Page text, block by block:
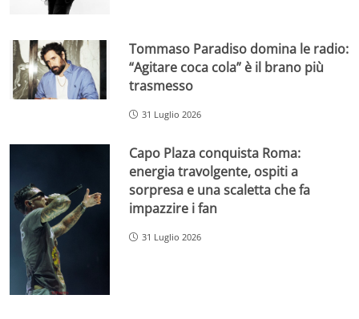
Tommaso Paradiso domina le radio:
“Agitare coca cola” è il brano più
trasmesso
31 Luglio 2026
Capo Plaza conquista Roma:
energia travolgente, ospiti a
sorpresa e una scaletta che fa
impazzire i fan
31 Luglio 2026